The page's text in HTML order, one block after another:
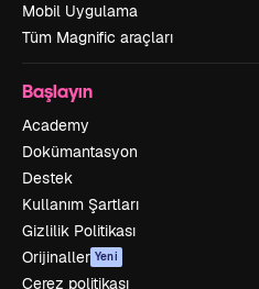
Mobil Uygulama
Tüm Magnific araçları
Başlayın
Academy
Dokümantasyon
Destek
Kullanım Şartları
Gizlilik Politikası
Orijinaller Yeni
Çerez politikası